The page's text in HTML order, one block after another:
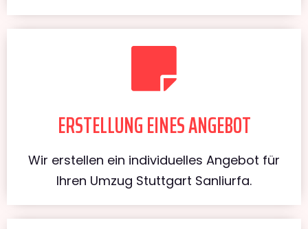
ERSTELLUNG EINES ANGEBOT
Wir erstellen ein individuelles Angebot für
Ihren Umzug Stuttgart Sanliurfa.